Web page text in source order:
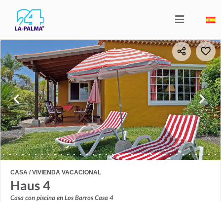
CASA / VIVIENDA VACACIONAL
Haus 4
Casa con piscina en Los Barros Casa 4